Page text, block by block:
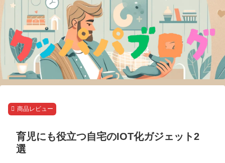
商品レビュー
育児にも役立つ自宅のIOT化ガジェット2
選